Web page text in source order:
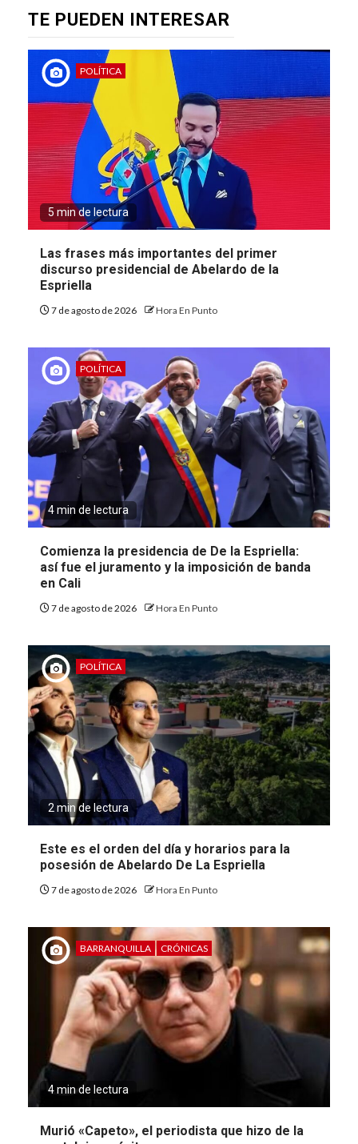
TE PUEDEN INTERESAR
POLÍTICA
5 min de lectura
Las frases más importantes del primer
discurso presidencial de Abelardo de la
Espriella
7 de agosto de 2026 Hora En Punto
POLÍTICA
4 min de lectura
Comienza la presidencia de De la Espriella:
así fue el juramento y la imposición de banda
en Cali
7 de agosto de 2026 Hora En Punto
POLÍTICA
2 min de lectura
Este es el orden del día y horarios para la
posesión de Abelardo De La Espriella
7 de agosto de 2026 Hora En Punto
BARRANQUILLA CRÓNICAS
4 min de lectura
Murió «Capeto», el periodista que hizo de la